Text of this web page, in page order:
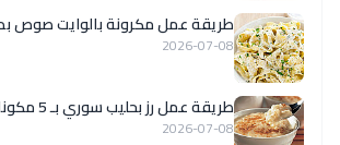
طريقة عمل مكرونة بالوايت صوص
2026-07-08
طريقة عمل رز بحليب سوري بـ 5 مكونات
2026-07-08